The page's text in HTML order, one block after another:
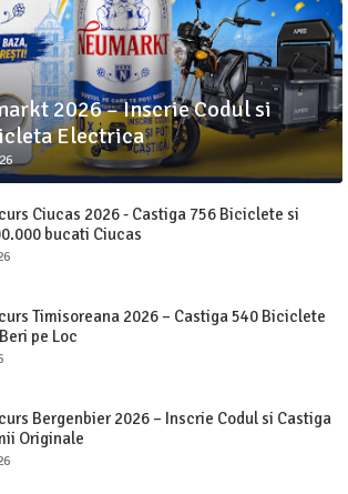
2026 – Inscrie Codul si
Electrica
Ciucas 2026 - Castiga 756 Biciclete si
bucati Ciucas
Timisoreana 2026 – Castiga 540 Biciclete
pe Loc
Bergenbier 2026 – Inscrie Codul si Castiga
Originale